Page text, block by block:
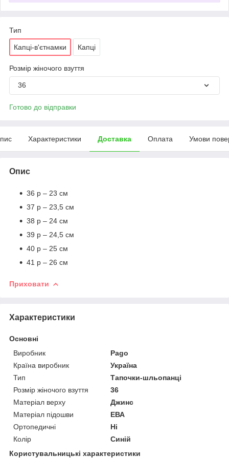
Тип
Капці-в'єтнамки Капці
Розмір жіночого взуття
36
Готово до відправки
Характеристики Доставка Оплата Умови
Опис
36 р – 23 см
37 р – 23,5 см
38 р – 24 см
39 р – 24,5 см
40 р – 25 см
41 р – 26 см
Приховати
Характеристики
Основні
Виробник
Pago
Країна виробник
Україна
Тип
Тапочки-шльопанці
Розмір жіночого взуття
36
Матеріал верху
Джинс
Матеріал підошви
ЕВА
Ортопедичні
Ні
Колір
Синій
Користувальницькі характеристики